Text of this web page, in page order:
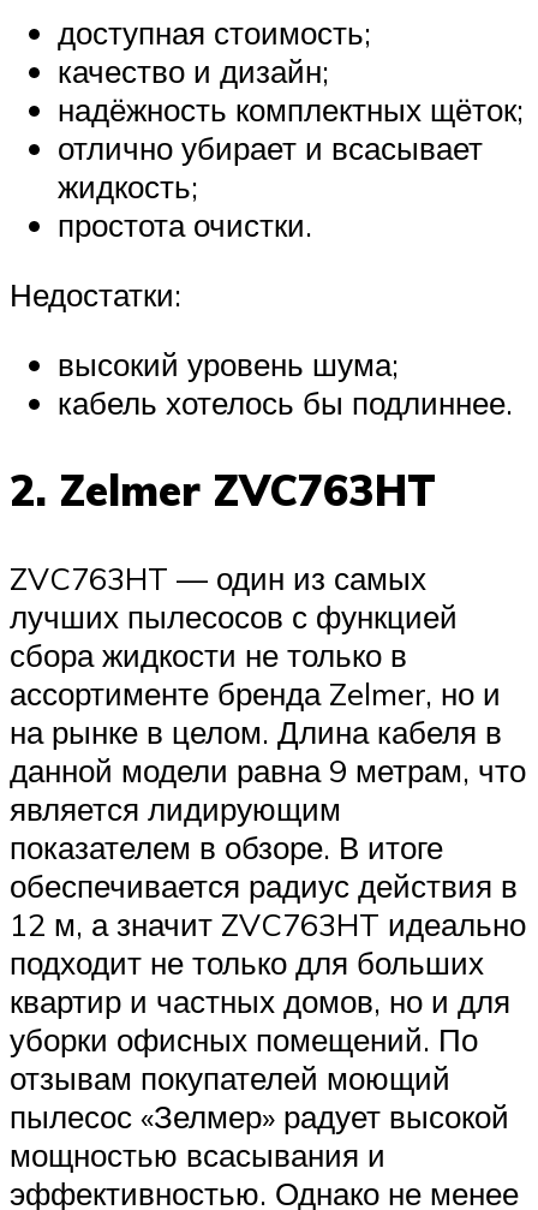
доступная стоимость;
качество и дизайн;
надёжность комплектных щёток;
отлично убирает и всасывает
жидкость;
простота очистки.
Недостатки:
высокий уровень шума;
кабель хотелось бы подлиннее.
2. Zelmer ZVC763HT
ZVC763HT — один из самых
лучших пылесосов с функцией
сбора жидкости не только в
ассортименте бренда Zelmer, но и
на рынке в целом. Длина кабеля в
данной модели равна 9 метрам, что
является лидирующим
показателем в обзоре. В итоге
обеспечивается радиус действия в
12 м, а значит ZVC763HT идеально
подходит не только для больших
квартир и частных домов, но и для
уборки офисных помещений. По
отзывам покупателей моющий
пылесос «Зелмер» радует высокой
мощностью всасывания и
эффективностью. Однако не менее